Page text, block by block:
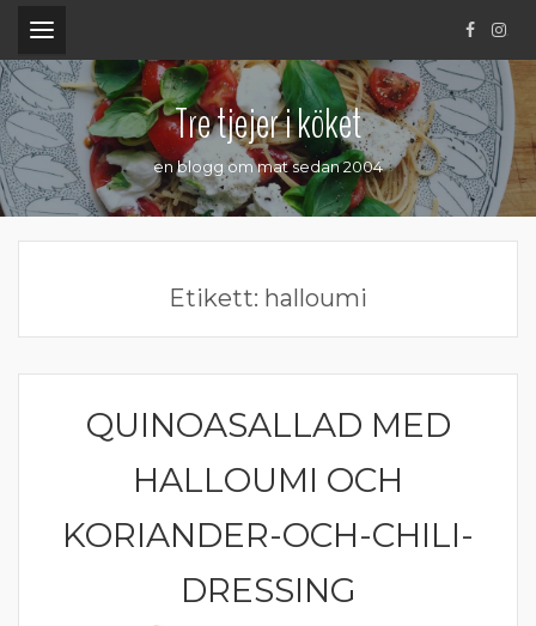
.
Tre tjejer i köket
en blogg om mat sedan 2004
Etikett: halloumi
GRÖNA TILLBEHÖR
QUINOASALLAD MED
HALLOUMI OCH
KORIANDER-OCH-CHILI-
DRESSING